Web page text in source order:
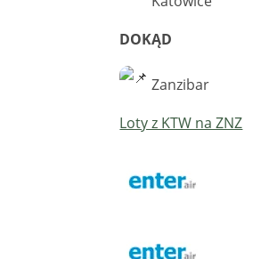
DOKĄD
Zanzibar
Loty z KTW na ZNZ